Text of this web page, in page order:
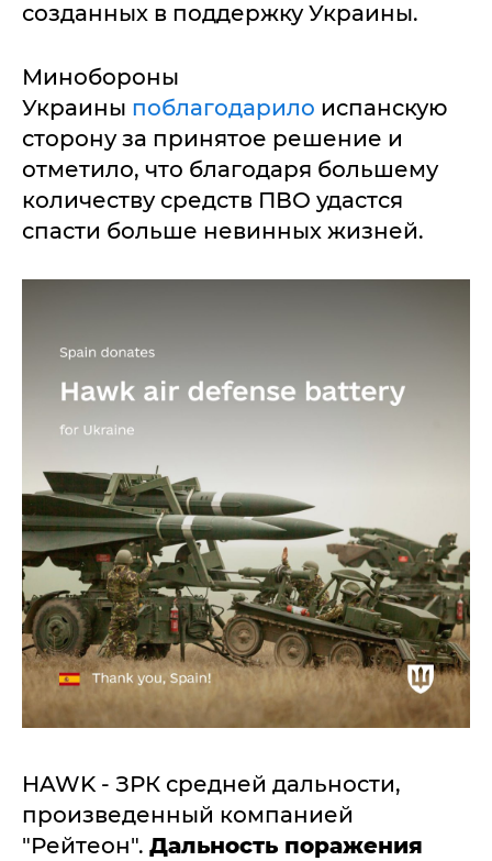
созданных в поддержку Украины.
Минобороны
Украины поблагодарило испанскую
сторону за принятое решение и
отметило, что благодаря большему
количеству средств ПВО удастся
спасти больше невинных жизней.
HAWK - ЗРК средней дальности,
произведенный компанией
"Рейтеон". Дальность поражения